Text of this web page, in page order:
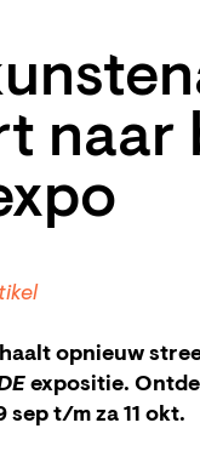
naar
opnieuw
expositie.
sep t/m za 11 okt.